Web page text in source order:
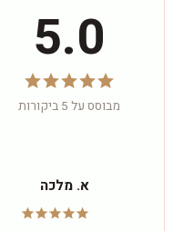
5.0
מבוסס על 5 ביקורות
א. מלכה